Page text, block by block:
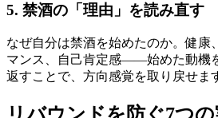
5. 禁酒の「理由」を読み直す
なぜ自分は禁酒を始めたのか。健康
マンス、自己肯定感——始めた動機
返すことで、方向感覚を取り戻せま